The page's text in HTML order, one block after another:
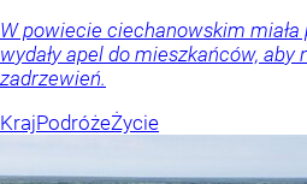
W powiecie ciechanowskim miała
wydały apel do mieszkańców,
zadrzewień.
KrajPodróżeŻycie